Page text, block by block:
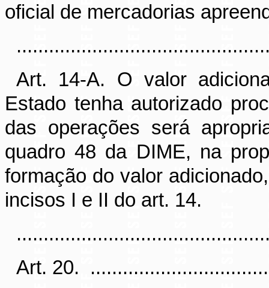
oficial de mercadorias
Art. 14-A. O valor
Estado tenha autorizado
das operações será
quadro 48 da DIME, na
formação do valor
incisos I e II do art. 14.
Art. 20.